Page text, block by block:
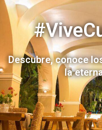
Trámites
y
Servicios
Licitaciones
Transparencia
Directorio
Citas
Descubre, conoce
la